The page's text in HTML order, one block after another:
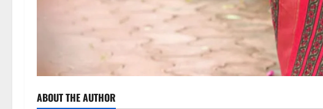
ABOUT THE AUTHOR